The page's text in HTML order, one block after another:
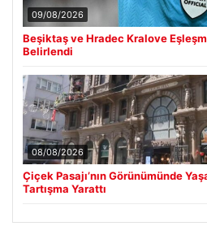
09/08/2026
Beşiktaş ve Hradec Kralove
Belirlendi
08/08/2026
Çiçek Pasajı’nın Görünümünde
Tartışma Yarattı